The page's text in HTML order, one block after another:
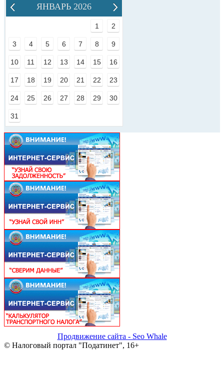
ЯНВАРЬ 2026
1 2
3 4 5 6 7 8 9
10 11 12 13 14 15 16
17 18 19 20 21 22 23
24 25 26 27 28 29 30
31
Продвижение сайта - Seo Whale
© Налоговый портал "Податинет", 16+